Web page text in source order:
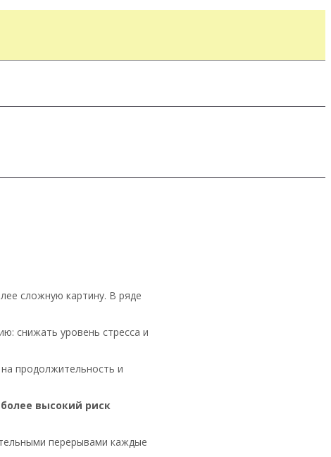
сложную картину. В ряде
снижать уровень стресса и
продолжительность и
высокий риск
перерывами каждые